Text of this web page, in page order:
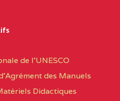
D'ENSEIGNEMENT
PROFESSIONNEL
(CEGEP) STE FOI BP
:4740 YAOUNDE
de l’UNESCO
des Manuels
Didactiques